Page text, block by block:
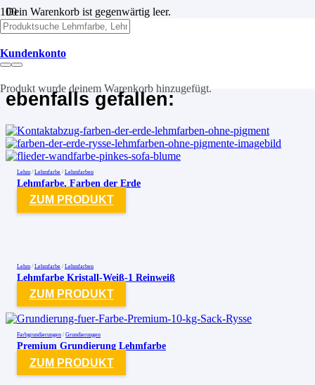
Kundenkonto
Produkt wurde deinem Warenkorb hinzugefügt.
Dein Warenkorb ist gegenwärtig leer.
ZURÜCK ZUM SHOP
Diese Produkte könnten dir
ebenfalls gefallen:
Lehm / Lehmfarbe / Lehmfarben
Lehmfarbe, Farben der Erde
ZUM PRODUKT
Lehm / Lehmfarbe / Lehmfarben
Lehmfarbe Kristall-Weiß-1 Reinweiß
ZUM PRODUKT
Farbgrundierungen / Grundierungen
Premium Grundierung Lehmfarbe
ZUM PRODUKT